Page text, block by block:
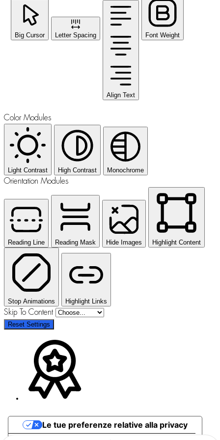
Big Cursor Letter Spacing
Align Text
Font Weight
Color Modules
Light Contrast High Contrast Monochrome
Orientation Modules
Reading Line Reading Mask Hide Images Highlight Content
Stop Animations Highlight Links
Skip To Content
Reset Settings
Le tue preferenze relative alla privacy